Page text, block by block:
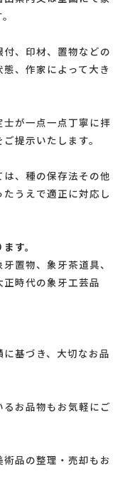
、印材、置物などの
、作家によって大き
が一点一点丁寧に拝
提示いたします。
、種の保存法その他
うえで適正に対応し
す。
置物、象牙茶道具、
時代の象牙工芸品
基づき、大切なお品
お品物もお気軽にご
品の整理・売却もお